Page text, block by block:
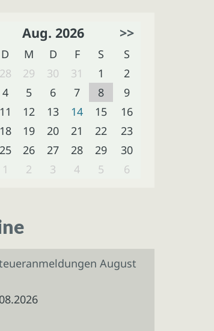
Aug. 2026 >>
D M D F S
S
28 29 30 31 1
2
4 5 6 7 8
9
11 12 13 14 15
16
18 19 20 21 22
23
25 26 27 28 29
30
1 2 3 4 5 6
August